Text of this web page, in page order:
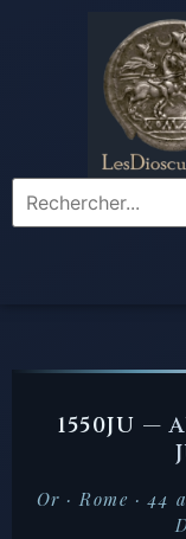
1550JU —
Or · Rome ·